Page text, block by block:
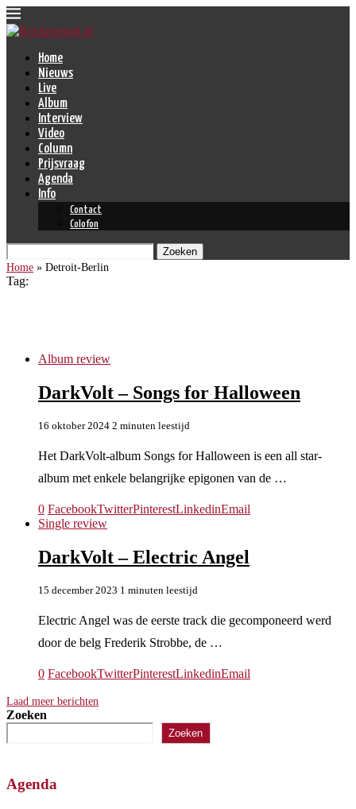
Home
Nieuws
Live
Album
Interview
Video
Column
Prijsvraag
Agenda
Info
Contact
Colofon
Zoeken
Home » Detroit-Berlin
Tag:
Album review
DarkVolt – Songs for Halloween
16 oktober 2024 2 minuten leestijd
Het DarkVolt-album Songs for Halloween is een all star-
album met enkele belangrijke epigonen van de …
0 FacebookTwitterPinterestLinkedinEmail
Single review
DarkVolt – Electric Angel
15 december 2023 1 minuten leestijd
Electric Angel was de eerste track die gecomponeerd werd
door de belg Frederik Strobbe, de …
0 FacebookTwitterPinterestLinkedinEmail
Laad meer berichten
Zoeken
Zoeken
Agenda